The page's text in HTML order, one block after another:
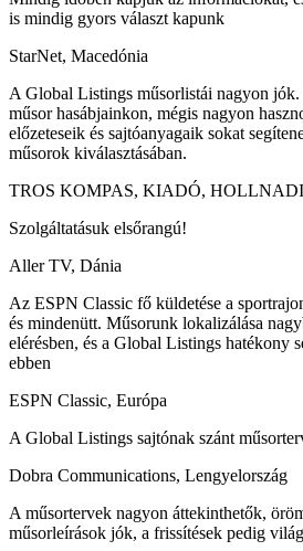
is mindig gyors választ kapunk
StarNet, Macedónia
A Global Listings műsorlistái nagyon
műsor hasábjainkon, mégis nagyon
előzeteseik és sajtóanyagaik sokat
műsorok kiválasztásában.
TROS KOMPAS, KIADÓ,
Szolgáltatásuk elsőrangú!
Aller TV, Dánia
Az ESPN Classic fő küldetése a
és mindenütt. Műsorunk lokalizálása
elérésben, és a Global Listings hatékony
ebben
ESPN Classic, Európa
A Global Listings sajtónak szánt
Dobra Communications, Lengyelország
A műsortervek nagyon áttekinthetők,
műsorleírások jók, a frissítések pedig